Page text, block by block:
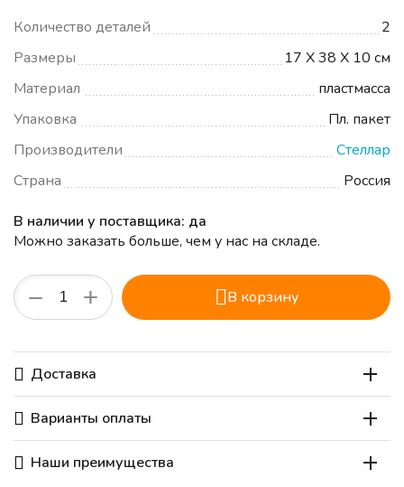
Количество деталей
2
Размеры
17 X 38 X 10 см
Материал
пластмасса
Упаковка
Пл. пакет
Производители
Стеллар
Страна
Россия
В наличии у поставщика: да
Можно заказать больше, чем у нас на складе.
+
− В корзину
Доставка
Варианты оплаты
Наши преимущества